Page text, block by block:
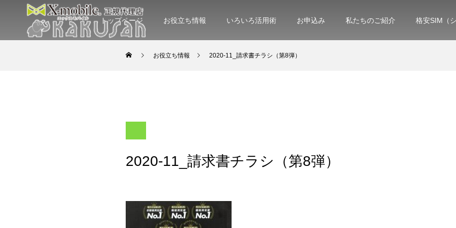
トップページ お役立ち情報 いろいろ活用術 お申込み 私たちのご紹介 格安SIM（
お役立ち情報 2020-11_請求書チラシ（第8弾）
2020-11_請求書チラシ（第8弾）